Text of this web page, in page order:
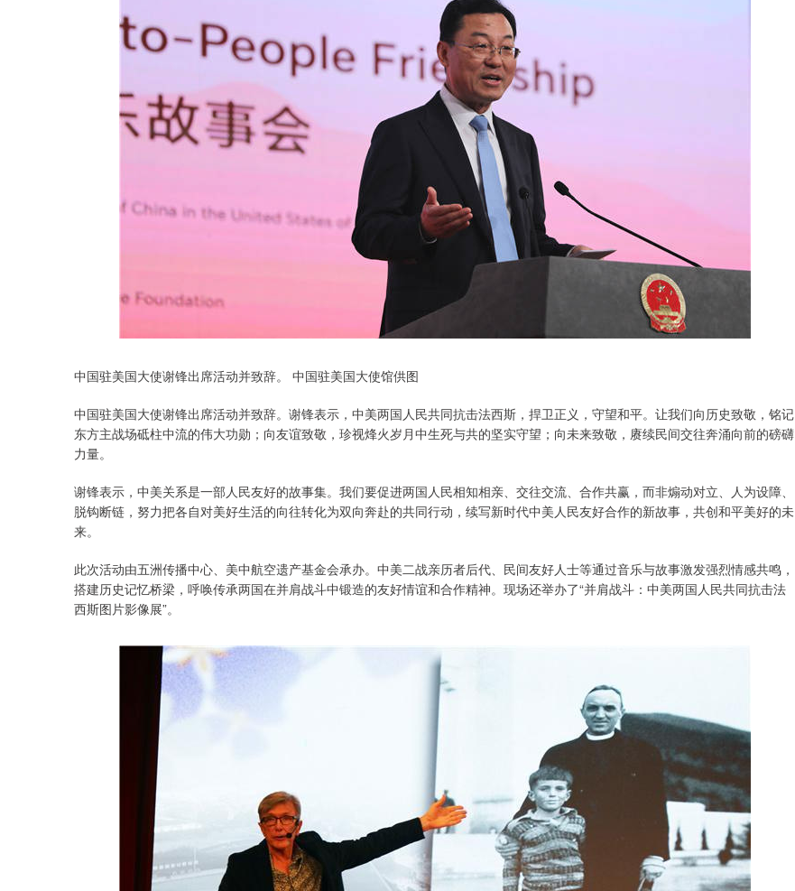
中国驻美国大使谢锋出席活动并致辞。 中国驻美国大使馆供图
中国驻美国大使谢锋出席活动并致辞。谢锋表示，中美两国人民共同抗击法西斯，捍卫正义，守望和平。让我们向历史致敬，铭记
东方主战场砥柱中流的伟大功勋；向友谊致敬，珍视烽火岁月中生死与共的坚实守望；向未来致敬，赓续民间交往奔涌向前的磅礴
力量。
谢锋表示，中美关系是一部人民友好的故事集。我们要促进两国人民相知相亲、交往交流、合作共赢，而非煽动对立、人为设障、
脱钩断链，努力把各自对美好生活的向往转化为双向奔赴的共同行动，续写新时代中美人民友好合作的新故事，共创和平美好的未
来。
此次活动由五洲传播中心、美中航空遗产基金会承办。中美二战亲历者后代、民间友好人士等通过音乐与故事激发强烈情感共鸣，
搭建历史记忆桥梁，呼唤传承两国在并肩战斗中锻造的友好情谊和合作精神。现场还举办了“并肩战斗：中美两国人民共同抗击法
西斯图片影像展”。